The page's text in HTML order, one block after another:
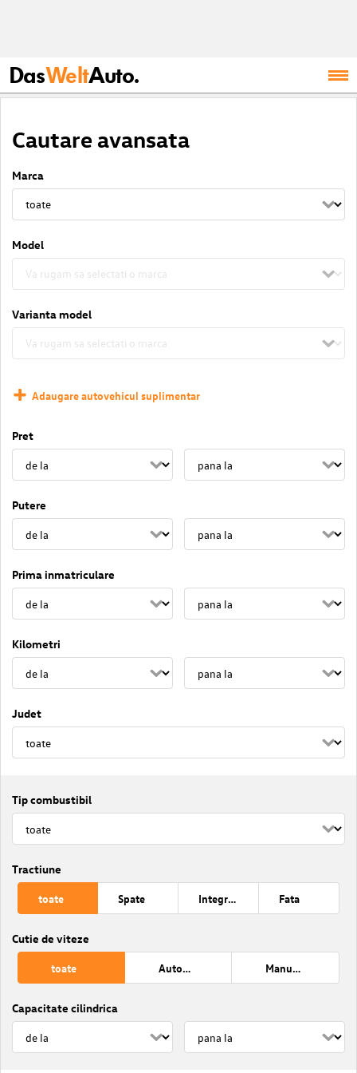
DasWeltAuto.
Cautare avansata
Marca
Model
Varianta model
Adaugare autovehicul suplimentar
Pret
Putere
Prima inmatriculare
Kilometri
Judet
Tip combustibil
Tractiune
toate Spate Integrala Fata
Cutie de viteze
toate Automata Manuala
Capacitate cilindrica